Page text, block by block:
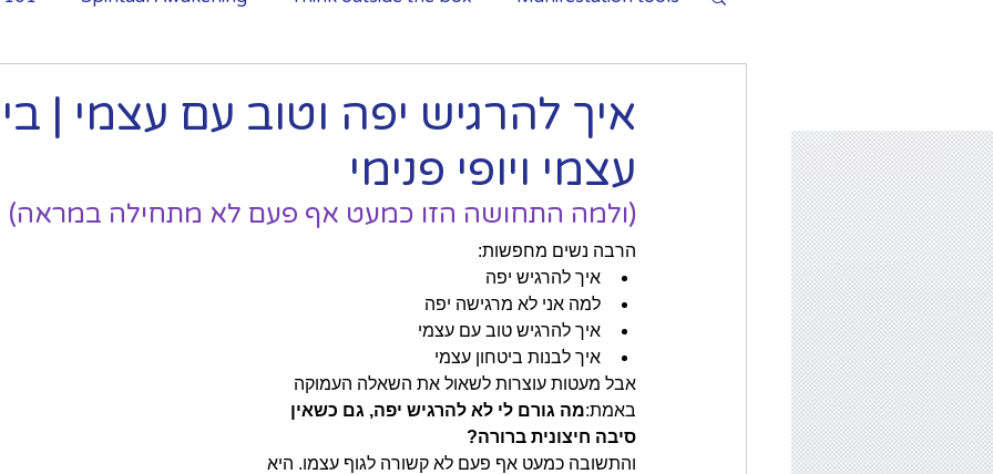
איך להרגיש יפה וטוב עם עצמי |
עצמי ויופי פנימי
(ולמה התחושה הזו כמעט אף פעם לא מתחילה במראה)
הרבה נשים מחפשות:
איך להרגיש יפה
למה אני לא מרגישה יפה
איך להרגיש טוב עם עצמי
איך לבנות ביטחון עצמי
אבל מעטות עוצרות לשאול את השאלה העמוקה
באמת:מה גורם לי לא להרגיש יפה, גם כשאין
סיבה חיצונית ברורה?
והתשובה כמעט אף פעם לא קשורה לגוף עצמו. היא